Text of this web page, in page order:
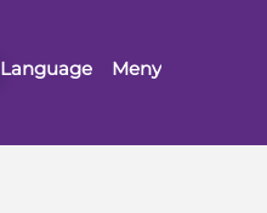
Language Meny